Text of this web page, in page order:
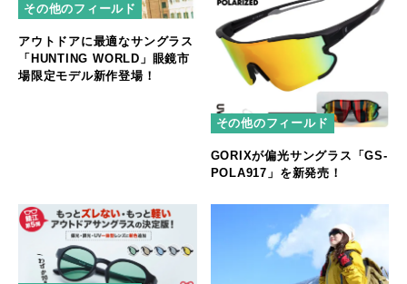
その他のフィールド
アウトドアに最適なサングラス
「HUNTING WORLD」眼鏡市
場限定モデル新作登場！
その他のフィールド
GORIXが偏光サングラス「GS-
POLA917」を新発売！